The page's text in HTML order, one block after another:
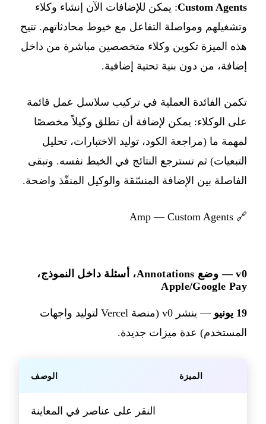
Custom Agents: يمكن للإضافات الآن إنشاء وكلاء
وتشغيلهم ومواصلة التفاعل مع خيوط محادثاتهم. تتيح
هذه الميزة تكوين وكلاء متخصصين مباشرة من داخل
إضافة، من دون بنية تحتية إضافية.
تكمن الفائدة العملية في تركيب سلاسل عمل قائمة
على الوكلاء: يمكن لإضافة أن تطلق وكيلاً مخصصًا
لمهمة ما (مراجعة الكود، توليد الاختبارات، تحليل
التبعيات) ثم تسترجع النتائج في الخيط نفسه. وتبقى
الفاصلة بين الإضافة المنسّقة والوكيل المنفّذ واضحة.
🔗
Amp — Custom Agents
v0 — وضع Annotations، أسئلة داخل النموذج،
Apple/Google Pay
19 يونيو
— ينشر v0 (منصة Vercel لتوليد واجهات
المستخدم) عدة ميزات جديدة.
الميزة الوصف
النقر على عناصر في المعاينة